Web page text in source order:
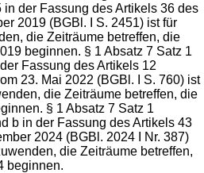
der Fassung des Artikels 36 des
2019 (BGBl. I S. 2451) ist für
die Zeiträume betreffen, die
beginnen. § 1 Absatz 7 Satz 1
Fassung des Artikels 12
23. Mai 2022 (BGBl. I S. 760) ist
die Zeiträume betreffen, die
§ 1 Absatz 7 Satz 1
b in der Fassung des Artikels 43
2024 (BGBl. 2024 I Nr. 387)
die Zeiträume betreffen,
beginnen.